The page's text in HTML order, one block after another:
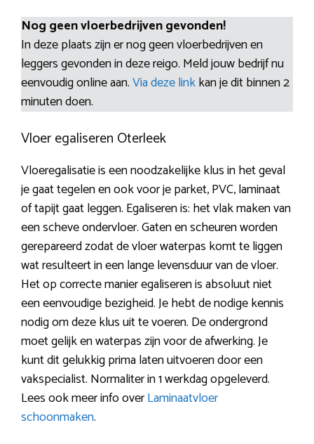
Nog geen vloerbedrijven gevonden!
In deze plaats zijn er nog geen vloerbedrijven en
leggers gevonden in deze reigo. Meld jouw bedrijf nu
eenvoudig online aan.Via deze linkkan je dit binnen 2
minuten doen.
Vloer egaliseren Oterleek
Vloeregalisatie is een noodzakelijke klus in het geval
je gaat tegelen en ook voor je parket, PVC, laminaat
of tapijt gaat leggen. Egaliseren is: het vlak maken van
een scheve ondervloer. Gaten en scheuren worden
gerepareerd zodat de vloer waterpas komt te liggen
wat resulteert in een lange levensduur van de vloer.
Het op correcte manier egaliseren is absoluut niet
een eenvoudige bezigheid. Je hebt de nodige kennis
nodig om deze klus uit te voeren. De ondergrond
moet gelijk en waterpas zijn voor de afwerking. Je
kunt dit gelukkig prima laten uitvoeren door een
vakspecialist. Normaliter in 1 werkdag opgeleverd.
Lees ook meer info overLaminaatvloer
schoonmaken.